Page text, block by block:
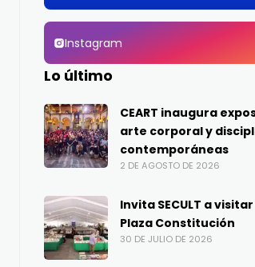
Instagram
Lo último
CEART inaugura
arte corporal y
contemporáneas
2 DE AGOSTO DE 2026
Invita SECULT a
Plaza Constitución
30 DE JULIO DE 2026